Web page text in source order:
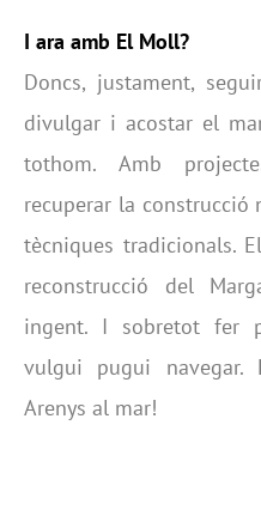
I ara amb El Moll?
Doncs, justament,
divulgar i acostar el
tothom. Amb
recuperar la
tècniques tradicionals.
reconstrucció del
ingent. I sobretot fer
vulgui pugui navegar.
Arenys al mar!